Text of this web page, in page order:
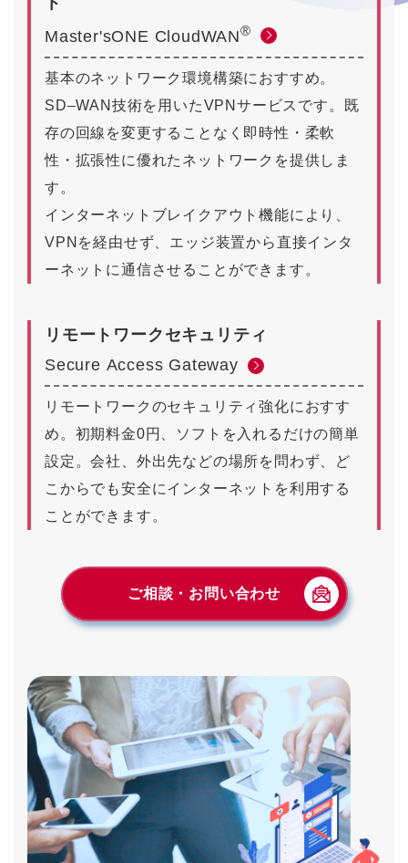
Master'sONE CloudWAN®
基本のネットワーク環境構築におすすめ。
SD‒WAN技術を用いたVPNサービスです。既
存の回線を変更することなく即時性・柔軟
性・拡張性に優れたネットワークを提供しま
す。
インターネットブレイクアウト機能により、
VPNを経由せず、エッジ装置から直接インタ
ーネットに通信させることができます。
リモートワークセキュリティ
Secure Access Gateway
リモートワークのセキュリティ強化におすす
め。初期料金0円、ソフトを入れるだけの簡単
設定。会社、外出先などの場所を問わず、ど
こからでも安全にインターネットを利用する
ことができます。
ご相談・お問い合わせ